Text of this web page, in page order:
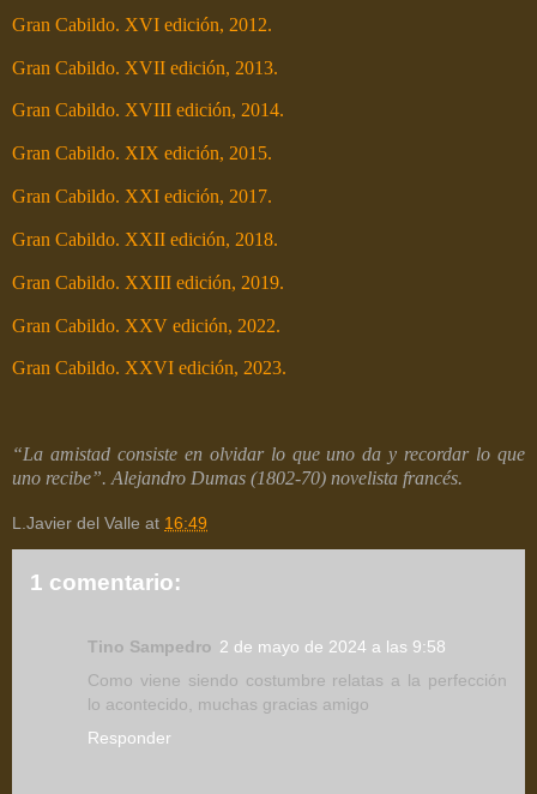
Gran Cabildo. XVI edición, 2012.
Gran Cabildo. XVII edición, 2013.
Gran Cabildo. XVIII edición, 2014.
Gran Cabildo. XIX edición, 2015.
Gran Cabildo. XXI edición, 2017.
Gran Cabildo. XXII edición, 2018.
Gran Cabildo. XXIII edición, 2019.
Gran Cabildo. XXV edición, 2022.
Gran Cabildo. XXVI edición, 2023.
“La amistad consiste en olvidar lo que uno da y recordar lo que
uno recibe”. Alejandro Dumas (1802-70) novelista francés.
L.Javier del Valle at 16:49
1 comentario:
Tino Sampedro 2 de mayo de 2024 a las 9:58
Como viene siendo costumbre relatas a la perfección
lo acontecido, muchas gracias amigo
Responder